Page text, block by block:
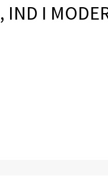
IND I